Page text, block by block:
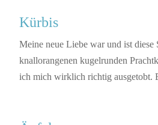
Kürbis
Meine neue Liebe war und ist
knallorangenen kugelrunden
ich mich wirklich richtig ausgetobt.